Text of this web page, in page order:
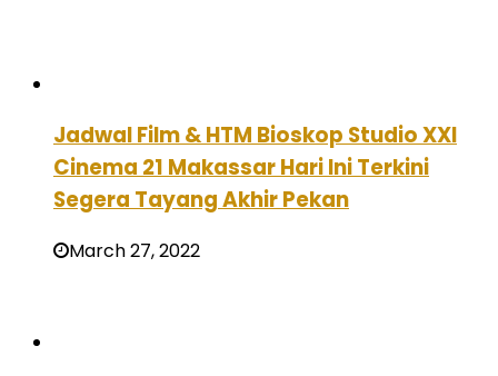
Jadwal Film & HTM Bioskop Studio XXI
Cinema 21 Makassar Hari Ini Terkini
Segera Tayang Akhir Pekan
March 27, 2022